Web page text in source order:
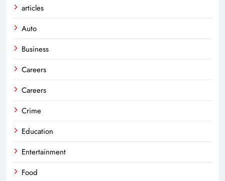
articles
Auto
Business
Careers
Careers
Crime
Education
Entertainment
Food